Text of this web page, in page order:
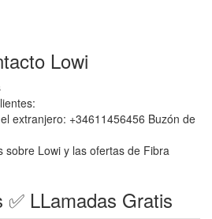
Lowi
extranjero: +34611456456 Buzón de
sobre Lowi y las ofertas de Fibra
LLamadas Gratis